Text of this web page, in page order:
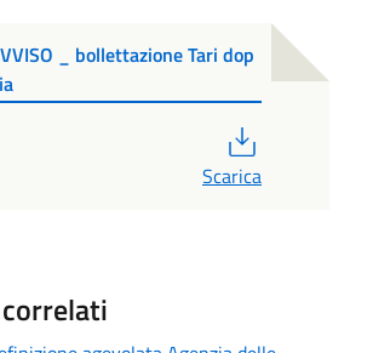
_ bollettazione Tari dop
Scarica